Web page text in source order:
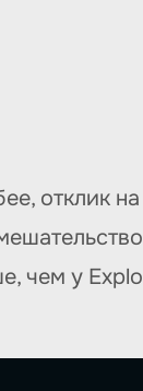
отклик
чем у